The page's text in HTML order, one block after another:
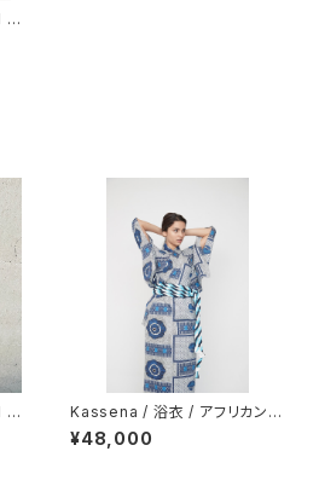
B
B
Kassena / 浴衣 / アフリカン
テキスタイル / ブルー グレー /
綿
¥48,000